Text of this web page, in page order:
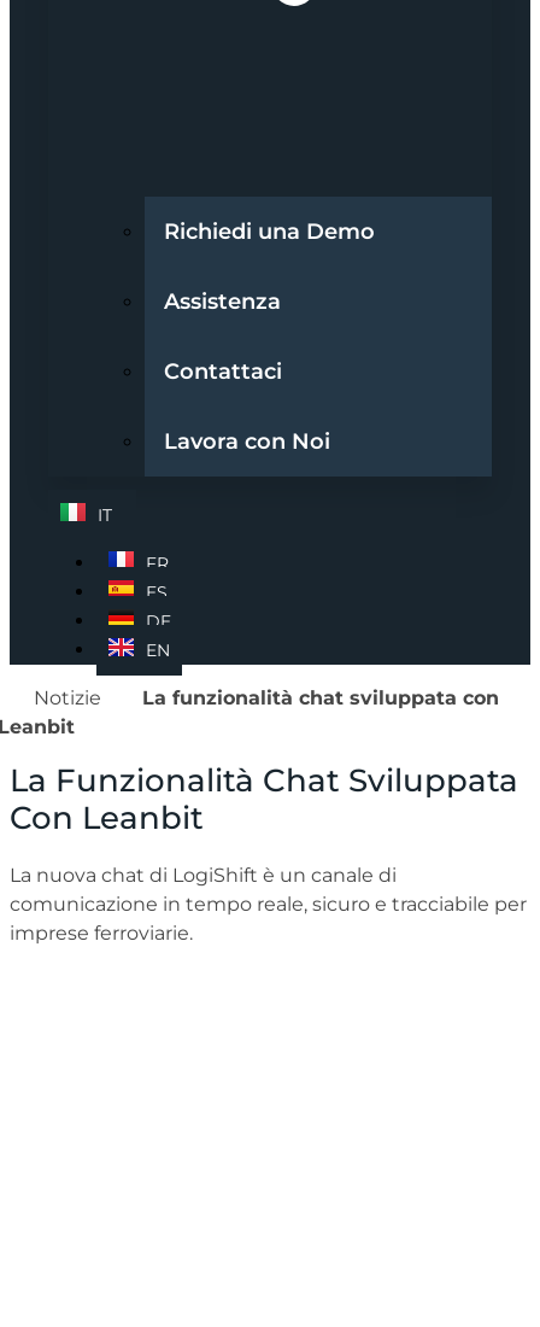
Richiedi una Demo
Assistenza
Contattaci
Lavora con Noi
IT
FR
ES
DE
EN
Notizie
La funzionalità chat sviluppata con
La Funzionalità Chat Sviluppata
Con Leanbit
La nuova chat di LogiShift è un canale di
comunicazione in tempo reale, sicuro e tracciabile per
imprese ferroviarie.